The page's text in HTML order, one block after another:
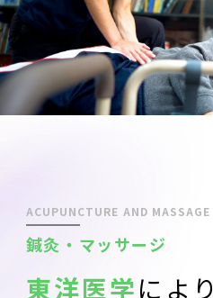
ACUPUNCTURE AND MASSAGE
鍼灸・マッサージ
東洋医学により